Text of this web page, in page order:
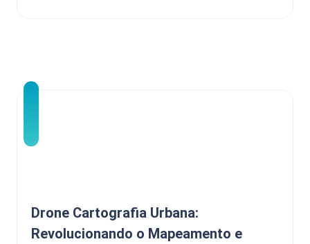
Drone Cartografia Urbana:
Revolucionando o Mapeamento e